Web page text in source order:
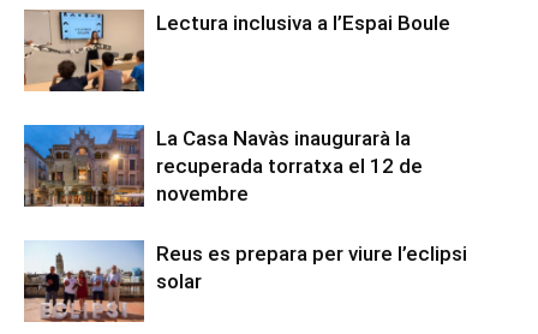
Lectura inclusiva a l’Espai Boule
La Casa Navàs inaugurarà la
recuperada torratxa el 12 de
novembre
Reus es prepara per viure l’eclipsi
solar